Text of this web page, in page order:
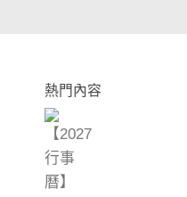
熱門內容